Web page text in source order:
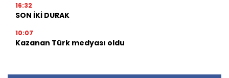
16:32
SON İKİ DURAK
10:07
Kazanan Türk medyası oldu